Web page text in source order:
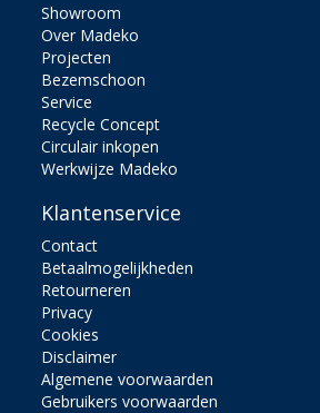
Showroom
Over Madeko
Projecten
Bezemschoon
Service
Recycle Concept
Circulair inkopen
Werkwijze Madeko
Klantenservice
Contact
Betaalmogelijkheden
Retourneren
Privacy
Cookies
Disclaimer
Algemene voorwaarden
Gebruikers voorwaarden